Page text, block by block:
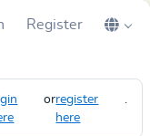
Register
orregister
here
.